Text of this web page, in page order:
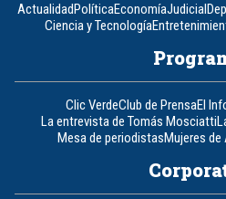
ActualidadPolíticaEconomíaJudicial
Ciencia y Tecnología
Clic VerdeClub de PrensaEl
La entrevista de Tomás Mosciatti
Mesa de periodistasMujeres de